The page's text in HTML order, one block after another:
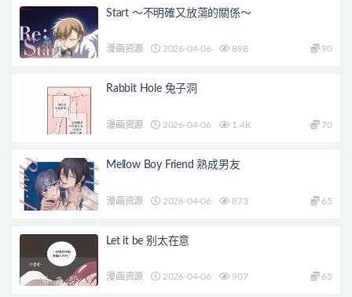
Start ～不明確又放蕩的關係～
漫画资源 2026-04-06 898 90
Rabbit Hole 兔子洞
漫画资源 2026-04-06 1.4K 70
Mellow Boy Friend 熟成男友
漫画资源 2026-04-06 873 65
Let it be 别太在意
漫画资源 2026-04-06 907 65